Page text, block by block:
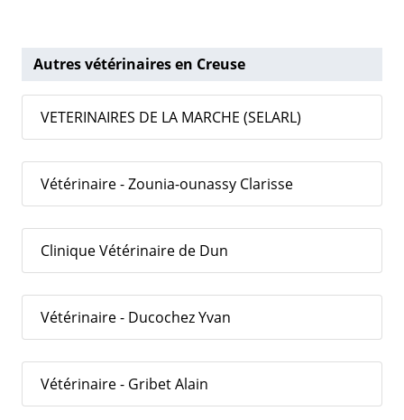
Autres vétérinaires en Creuse
VETERINAIRES DE LA MARCHE (SELARL)
Vétérinaire - Zounia-ounassy Clarisse
Clinique Vétérinaire de Dun
Vétérinaire - Ducochez Yvan
Vétérinaire - Gribet Alain